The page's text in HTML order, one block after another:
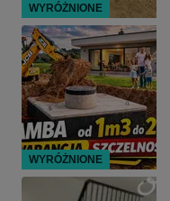
WYRÓŻNIONE
WYRÓŻNIONE